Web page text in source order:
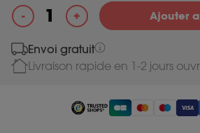
Every month
67.50
Original price
64.13 Current
Most chosen
64.13
Envoi gratuit
Livraison rapide en 1-2 jours
-
quantité de Starchway
+ Ajouter